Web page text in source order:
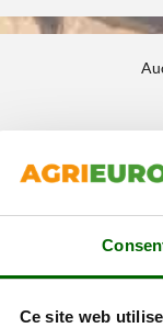
Ce site web